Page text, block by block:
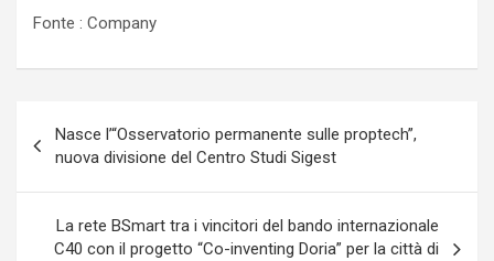
Fonte : Company
articoli
Nasce l’“Osservatorio permanente sulle proptech”,
nuova divisione del Centro Studi Sigest
La rete BSmart tra i vincitori del bando internazionale
C40 con il progetto “Co-inventing Doria” per la città di